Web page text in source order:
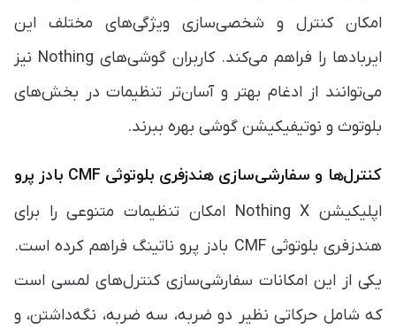
امکان کنترل و شخصی‌سازی ویژگی‌های مختلف این
ایربادها را فراهم می‌کند. کاربران گوشی‌های Nothing نیز
می‌توانند از ادغام بهتر و آسان‌تر تنظیمات در بخش‌های
بلوتوث و نوتیفیکیشن گوشی بهره ببرند.
کنترل‌ها و سفارشی‌سازی هندزفری بلوتوثی CMF بادز پرو
اپلیکیشن Nothing X امکان تنظیمات متنوعی را برای
هندزفری بلوتوثی CMF بادز پرو ناتینگ فراهم کرده است.
یکی از این امکانات سفارشی‌سازی کنترل‌های لمسی است
که شامل حرکاتی نظیر دو ضربه، سه ضربه، نگه‌داشتن، و